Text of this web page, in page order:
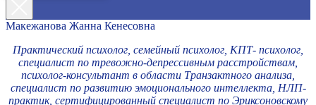
Макежанова Жанна Кенесовна
Практический психолог, семейный психолог, КПТ- психолог,
специалист по тревожно-депрессивным расстройствам,
психолог-консультант в области Транзактного анализа,
специалист по развитию эмоционального интеллекта, НЛП-
практик, сертифицированный специалист по Эриксоновскому